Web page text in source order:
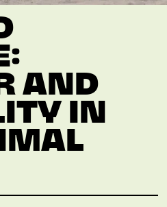
AND
IN